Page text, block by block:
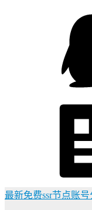
最新免费ssr节点账